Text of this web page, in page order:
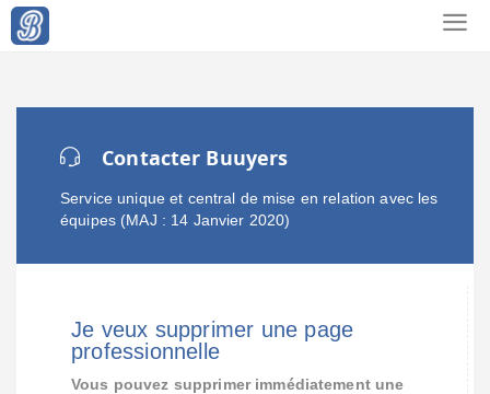
Contacter Buuyers
Service unique et central de mise en relation avec les
équipes (MAJ : 14 Janvier 2020)
Je veux supprimer une page
professionnelle
Vous pouvez supprimer immédiatement une